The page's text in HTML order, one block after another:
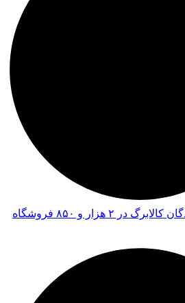
ارائه خدمات به دارندگان کالابرگ در ۲ هزار و ۸۵۰ فروشگاه